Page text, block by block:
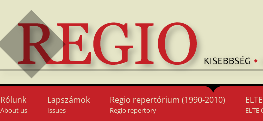
Rólunk
About us
Lapszámok
Issues
Regio repertórium (1990-2010)
Regio repertory